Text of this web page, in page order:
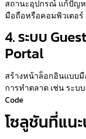
สถานะอุปกรณ์ แก้ปัญห
มือถือหรือคอมพิวเตอร์
4. ระบบ
Portal
สร้างหน้าล็อกอินแบบ
การทำตลาด เช่น ระบ
Code
โซลูชันที่แน